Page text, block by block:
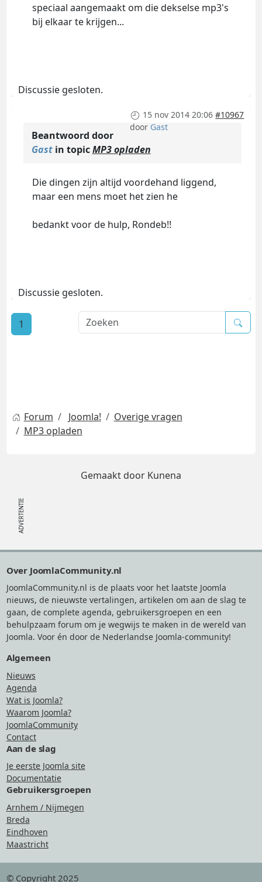
speciaal aangemaakt om die dekselse mp3's
bij elkaar te krijgen...
Discussie gesloten.
15 nov 2014 20:06 #10967
door Gast
Beantwoord door
Gastin topicMP3 opladen
Die dingen zijn altijd voordehand liggend,
maar een mens moet het zien he
bedankt voor de hulp, Rondeb!!
Discussie gesloten.
1
Forum Joomla!
Overige vragen
MP3 opladen
Gemaakt door Kunena
Over JoomlaCommunity.nl
JoomlaCommunity.nl is de plaats voor het laatste Joomla
nieuws, de nieuwste vertalingen, artikelen om aan de slag te
gaan, de complete agenda, gebruikersgroepen en een
behulpzaam forum om je wegwijs te maken in de wereld van
Joomla. Voor én door de Nederlandse Joomla-community!
Algemeen
Nieuws
Agenda
Wat is Joomla?
Waarom Joomla?
JoomlaCommunity
Contact
Aan de slag
Je eerste Joomla site
Documentatie
Gebruikersgroepen
Arnhem / Nijmegen
Breda
Eindhoven
Maastricht
© Copyright 2025